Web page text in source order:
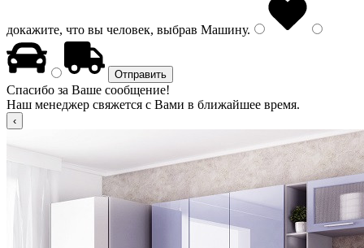
докажите, что вы человек, выбрав Машину.
Спасибо за Ваше сообщение!
Наш менеджер свяжется с Вами в ближайшее время.